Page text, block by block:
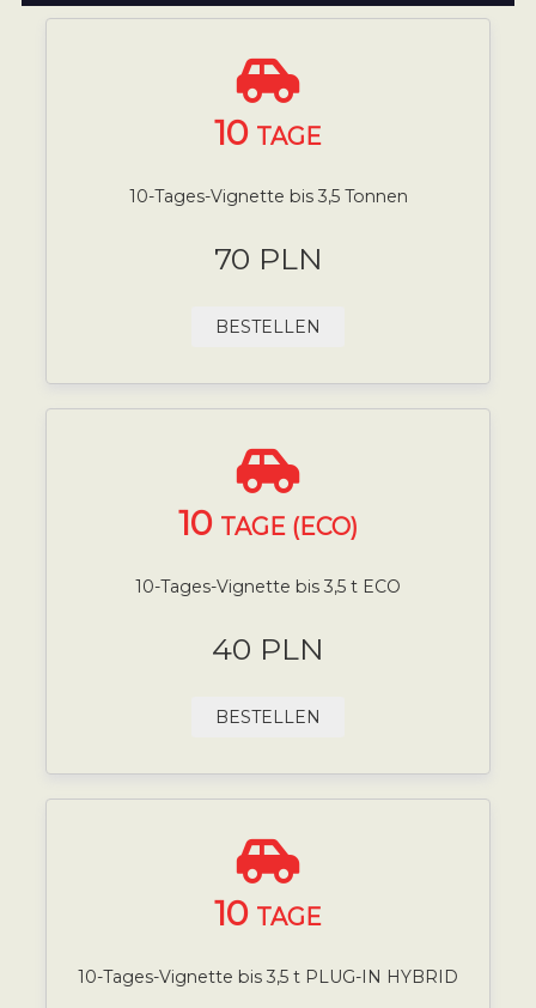
10 TAGE
10-Tages-Vignette bis 3,5 Tonnen
70 PLN
BESTELLEN
10 TAGE (ECO)
10-Tages-Vignette bis 3,5 t ECO
40 PLN
BESTELLEN
10 TAGE
10-Tages-Vignette bis 3,5 t PLUG-IN HYBRID